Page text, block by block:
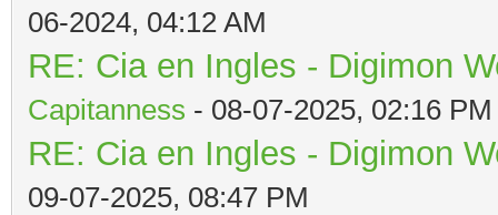
06-2024, 04:12 AM
RE: Cia en Ingles - Digimon
Capitanness - 08-07-2025, 02:16 PM
RE: Cia en Ingles - Digimon
09-07-2025, 08:47 PM